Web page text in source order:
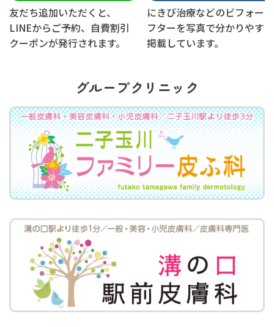
友だち追加いただくと、
LINEからご予約、自費割引
クーポンが発行されます。
にきび治療などのビフォーア
フターを写真で分かりやすく
掲載しています。
グループクリニック